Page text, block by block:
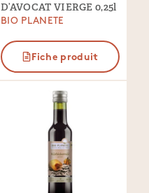
D’AVOCAT VIERGE 0,25l
BIO PLANETE
Fiche produit